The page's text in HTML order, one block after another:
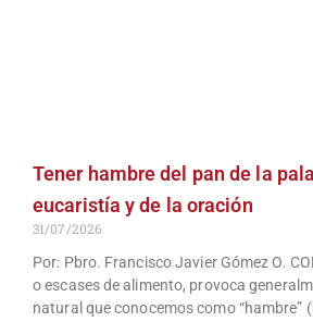
Tener hambre del pan de la
eucaristía y de la oración
31/07/2026
Por: Pbro. Francisco Javier Gómez O.
o escases de alimento, provoca
natural que conocemos como “hambre”